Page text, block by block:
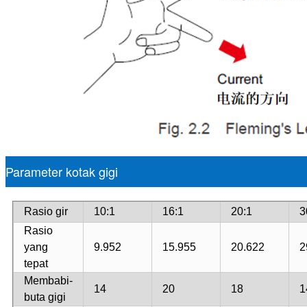
Parameter kotak gigi
Rasio gir 10:1 16:1 20:1
Rasio
yang
tepat
9.952 15.955 20.622
Membabi-
buta gigi
14 20 18